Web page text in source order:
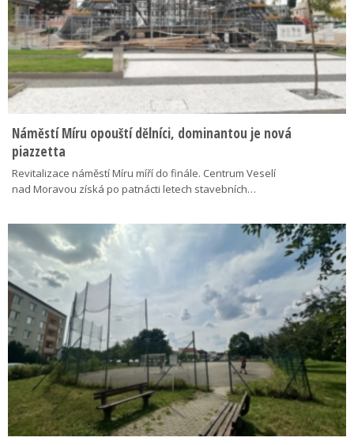
Náměstí Míru opouští dělníci, dominantou je nová
piazzetta
Revitalizace náměstí Míru míří do finále. Centrum Veselí
nad Moravou získá po patnácti letech stavebních…